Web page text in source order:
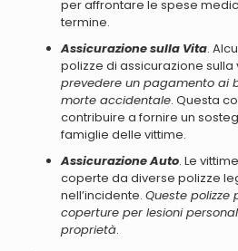
per affrontare le spese
termine.
Assicurazione sulla Vita.
polizze di assicurazione sulla
prevedere un pagamento ai
morte accidentale. Questa
contribuire a fornire un
famiglie delle vittime.
Assicurazione Auto. Le
coperte da diverse polizze
nell’incidente. Queste polizze
coperture per lesioni
proprietà.